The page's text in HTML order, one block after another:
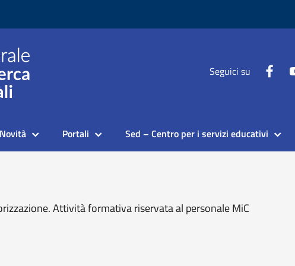
Seguici su
Novità Portali Sed – Centro per i servizi educativi
Attività formativa riservata al personale MiC